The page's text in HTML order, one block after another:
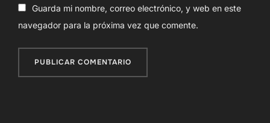
Guarda mi nombre, correo electrónico, y web en este
navegador para la próxima vez que comente.